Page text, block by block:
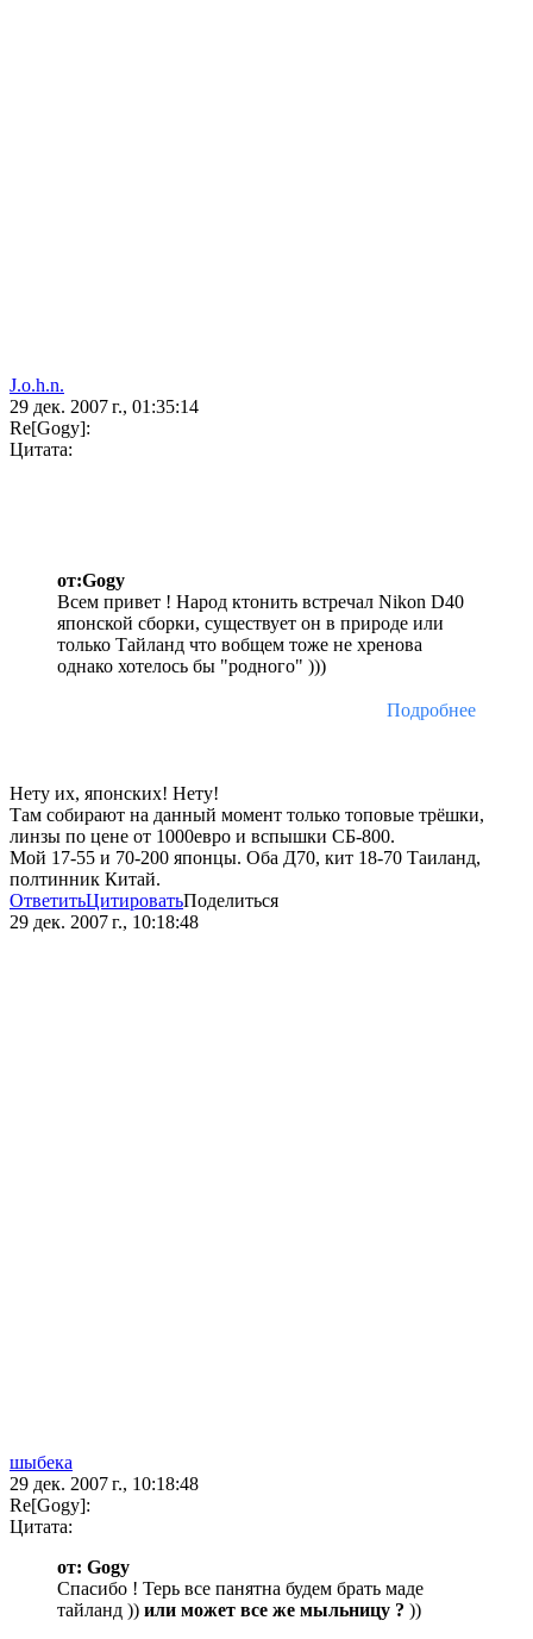
J.o.h.n.
29 дек. 2007 г., 01:35:14
Re[Gogy]:
Цитата:
от:Gogy
Всем привет ! Народ ктонить встречал Nikon D40
японской сборки, существует он в природе или
только Тайланд что вобщем тоже не хренова
однако хотелось бы "родного" )))
Подробнее
Нету их, японских! Нету!
Там собирают на данный момент только топовые трёшки,
линзы по цене от 1000евро и вспышки СБ-800.
Мой 17-55 и 70-200 японцы. Оба Д70, кит 18-70 Таиланд,
полтинник Китай.
ОтветитьЦитироватьПоделиться
29 дек. 2007 г., 10:18:48
шыбека
29 дек. 2007 г., 10:18:48
Re[Gogy]:
Цитата:
от: Gogy
Спасибо ! Терь все панятна будем брать маде
тайланд )) или может все же мыльницу ? ))